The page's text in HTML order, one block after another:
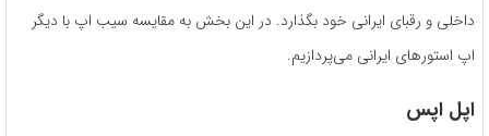
داخلی و رقبای ایرانی خود بگذارد. در این بخش به مقایسه سیب اپ با دیگر
اپ استورهای ایرانی می‌پردازیم.
اپل اپس